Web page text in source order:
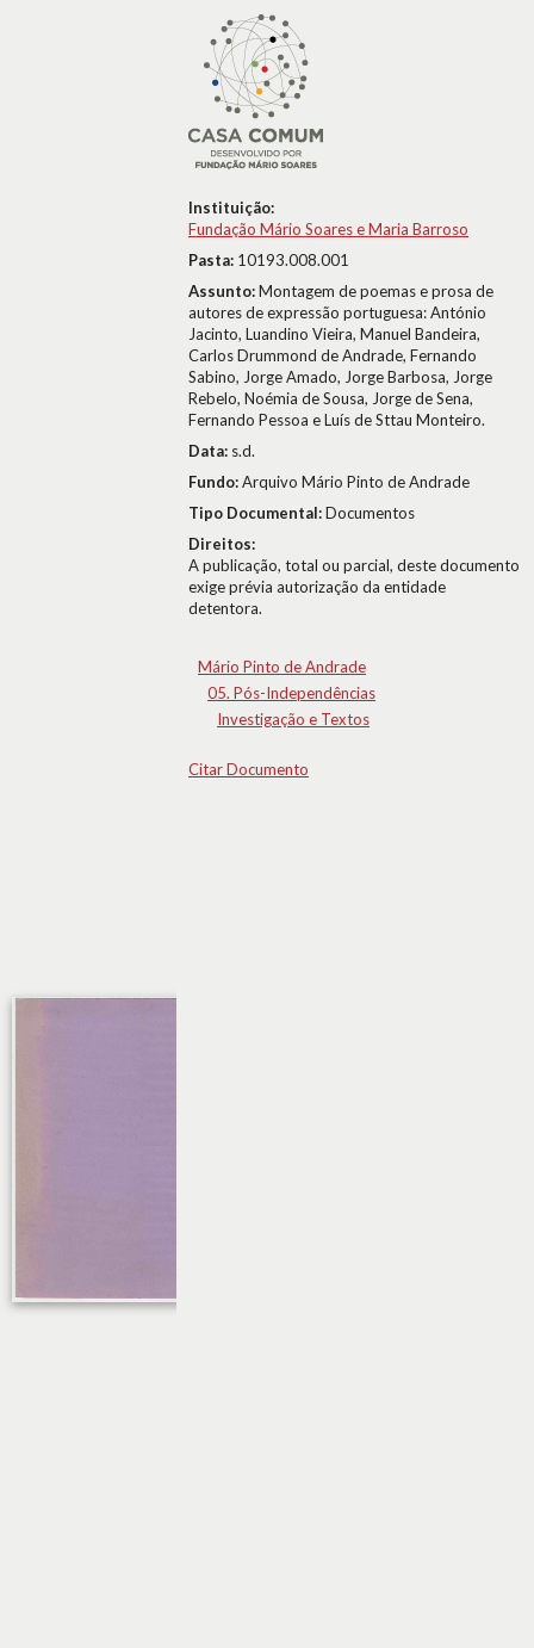
Instituição:
Fundação Mário Soares e Maria Barroso
Pasta: 10193.008.001
Assunto:Montagem de poemas e prosa de
autores de expressão portuguesa: António
Jacinto, Luandino Vieira, Manuel Bandeira,
Carlos Drummond de Andrade, Fernando
Sabino, Jorge Amado, Jorge Barbosa, Jorge
Rebelo, Noémia de Sousa, Jorge de Sena,
Fernando Pessoa e Luís de Sttau Monteiro.
Data: s.d.
Fundo:Arquivo Mário Pinto de Andrade
Tipo Documental:Documentos
Direitos:
A publicação, total ou parcial, deste documento
exige prévia autorização da entidade
detentora.
Mário Pinto de Andrade
05. Pós-Independências
Investigação e Textos
Citar Documento